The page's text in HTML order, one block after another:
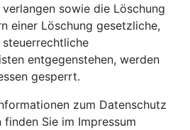
sowie die Löschung
einer Löschung gesetzliche,
entgegenstehen, werden
gesperrt.
zum Datenschutz
Sie im Impressum